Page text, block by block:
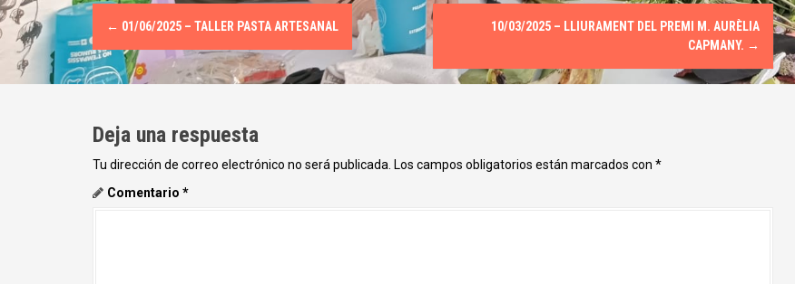
N
a
v
e
g
a
← 01/06/2025 – TALLER PASTA ARTESANAL
10/03/2025 – LLIURAMENT DEL PREMI M. AURÈLIA
CAPMANY. →
Deja una respuesta
Tu dirección de correo electrónico no será publicada. Los campos obligatorios están marcados con *
Comentario *